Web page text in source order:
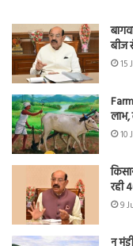
बीज
15
लाभ,
10
रही
9